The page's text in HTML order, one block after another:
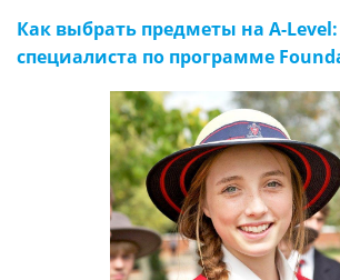
Как выбрать предметы на A-
специалиста по программе